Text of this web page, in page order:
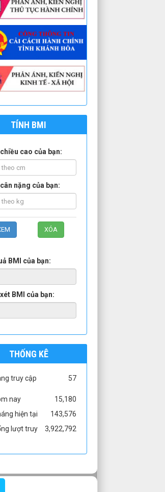
TÍNH BMI
chiều cao của bạn:
nặng của bạn:
BMI của bạn:
BMI của bạn:
THỐNG KÊ
truy cập 57
nay
15,180
hiện tại
143,576
lượt truy
3,922,792